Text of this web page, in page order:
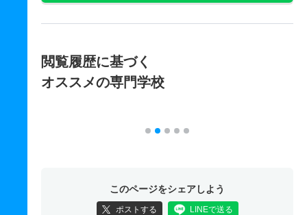
閲覧履歴に基づく
オススメの専門学校
このページをシェアしよう
ポストする LINEで送る